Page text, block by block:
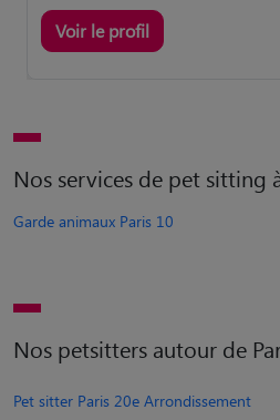
Voir le profil
Nos services de pet sitting
Garde animaux Paris 10
Nos petsitters autour de
Pet sitter Paris 20e Arrondissement